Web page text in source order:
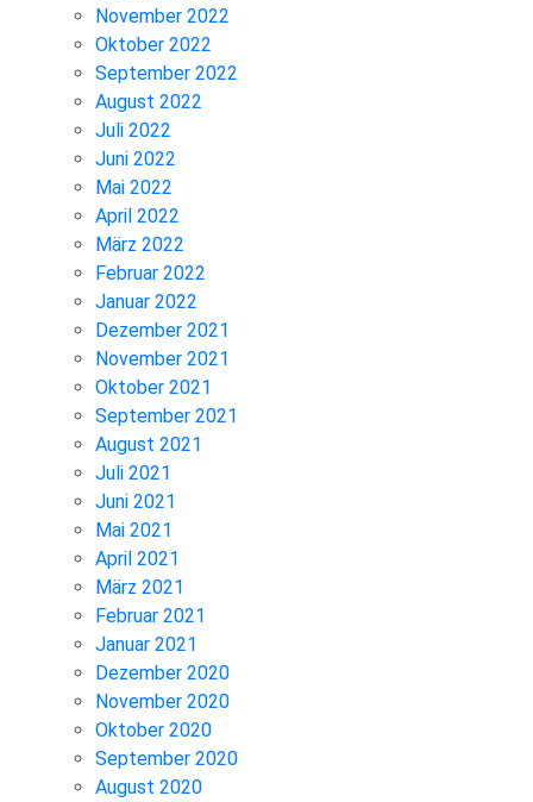
November 2022
Oktober 2022
September 2022
August 2022
Juli 2022
Juni 2022
Mai 2022
April 2022
März 2022
Februar 2022
Januar 2022
Dezember 2021
November 2021
Oktober 2021
September 2021
August 2021
Juli 2021
Juni 2021
Mai 2021
April 2021
März 2021
Februar 2021
Januar 2021
Dezember 2020
November 2020
Oktober 2020
September 2020
August 2020